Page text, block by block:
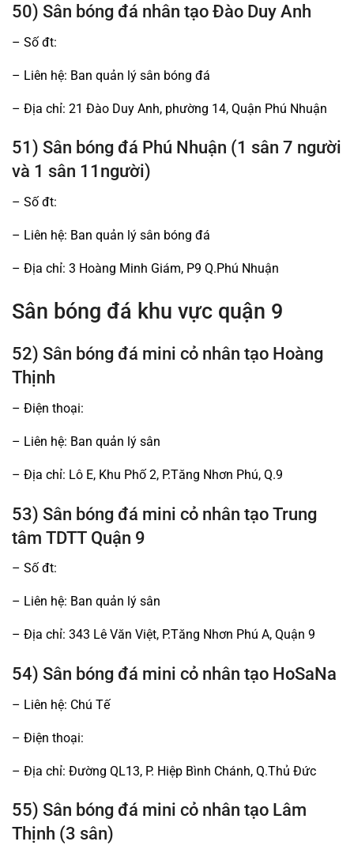
50) Sân bóng đá nhân tạo Đào Duy Anh
– Số đt:
– Liên hệ: Ban quản lý sân bóng đá
– Địa chỉ: 21 Đào Duy Anh, phường 14, Quận Phú Nhuận
51) Sân bóng đá Phú Nhuận (1 sân 7 người
và 1 sân 11người)
– Số đt:
– Liên hệ: Ban quản lý sân bóng đá
– Địa chỉ: 3 Hoàng Minh Giám, P9 Q.Phú Nhuận
Sân bóng đá khu vực quận 9
52) Sân bóng đá mini cỏ nhân tạo Hoàng
Thịnh
– Điện thoại:
– Liên hệ: Ban quản lý sân
– Địa chỉ: Lô E, Khu Phố 2, P.Tăng Nhơn Phú, Q.9
53) Sân bóng đá mini cỏ nhân tạo Trung
tâm TDTT Quận 9
– Số đt:
– Liên hệ: Ban quản lý sân
– Địa chỉ: 343 Lê Văn Việt, P.Tăng Nhơn Phú A, Quận 9
54) Sân bóng đá mini cỏ nhân tạo HoSaNa
– Liên hệ: Chú Tế
– Điện thoại:
– Địa chỉ: Đường QL13, P. Hiệp Bình Chánh, Q.Thủ Đức
55) Sân bóng đá mini cỏ nhân tạo Lâm
Thịnh (3 sân)